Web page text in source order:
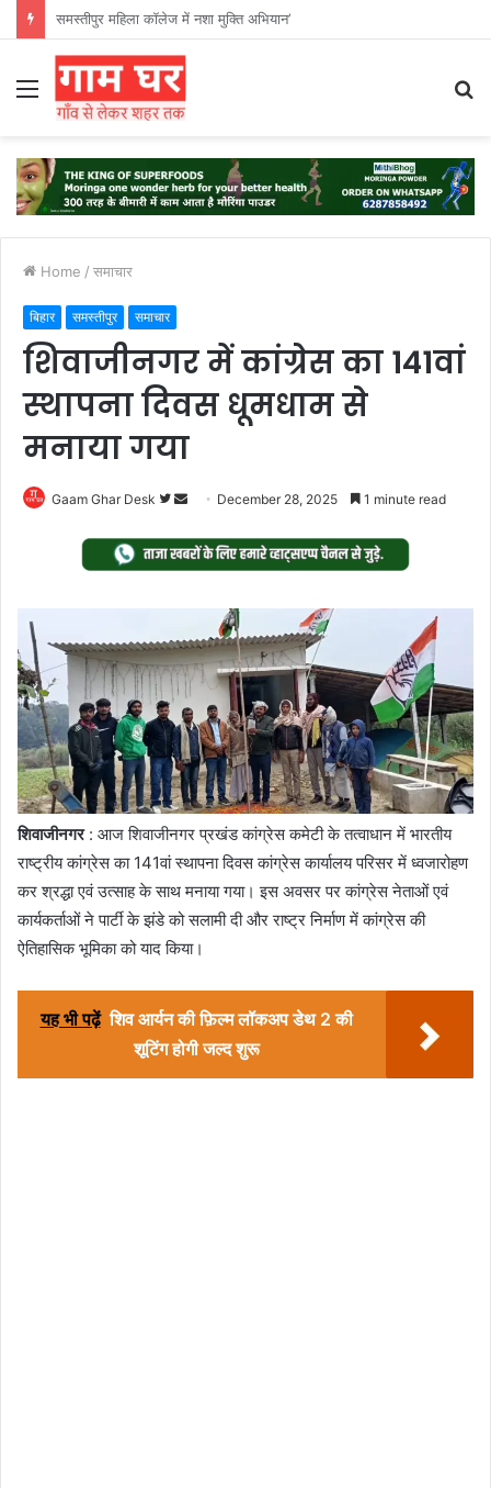
हड़ताली सफाईकर्मियों ने नगर निगम का घेराव किया’
Menu
Home / समाचार
बिहार समस्तीपुर समाचार
शिवाजीनगर में कांग्रेस का 141वां
स्थापना दिवस धूमधाम से
मनाया गया
Gaam Ghar Desk
Follow
Twitter
Send
email
December 28, 2025 1 minute read
शिवाजीनगर: आज शिवाजीनगर प्रखंड कांग्रेस कमेटी के तत्वाधान में भारतीय
राष्ट्रीय कांग्रेस का 141वां स्थापना दिवस कांग्रेस कार्यालय परिसर में ध्वजारोहण
कर श्रद्धा एवं उत्साह के साथ मनाया गया। इस अवसर पर कांग्रेस नेताओं एवं
कार्यकर्ताओं ने पार्टी के झंडे को सलामी दी और राष्ट्र निर्माण में कांग्रेस की
ऐतिहासिक भूमिका को याद किया।
यह भी पढ़ें शिव आर्यन की फ़िल्म लॉकअप डेथ 2 की
शूटिंग होगी जल्द शुरू